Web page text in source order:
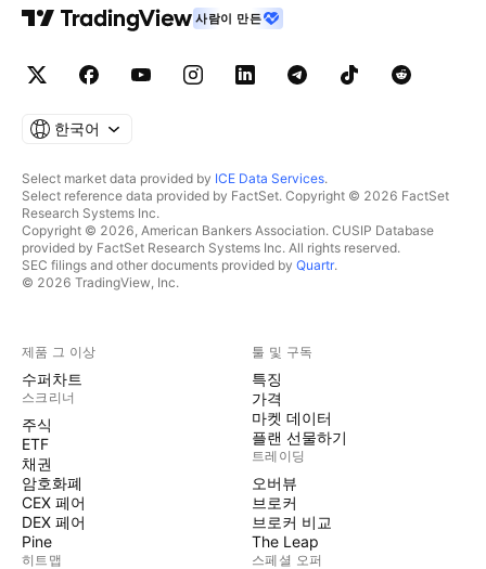
사람이 만든
한국어
Select market data provided by ICE Data Services.
Select reference data provided by FactSet. Copyright © 2026 FactSet
Research Systems Inc.
Copyright © 2026, American Bankers Association. CUSIP Database
provided by FactSet Research Systems Inc. All rights reserved.
SEC filings and other documents provided by Quartr.
© 2026 TradingView, Inc.
제품 그 이상
수퍼차트
스크리너
주식
ETF
채권
암호화폐
CEX 페어
DEX 페어
Pine
히트맵
툴 및 구독
특징
가격
마켓 데이터
플랜 선물하기
트레이딩
오버뷰
브로커
브로커 비교
The Leap
스페셜 오퍼